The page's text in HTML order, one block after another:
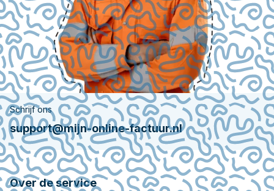
Schrijf ons
support@mijn-online-factuur.nl
Over de service